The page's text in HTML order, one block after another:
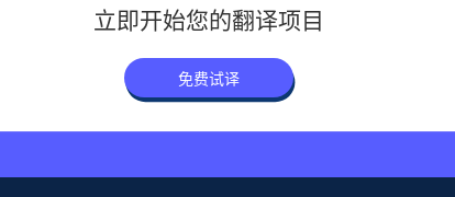
立即开始您的翻译项目
免费试译